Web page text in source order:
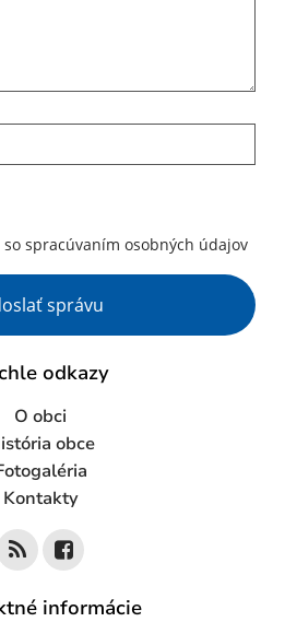
so spracúvaním osobných údajov
správu
odkazy
O obci
obce
Kontakty
informácie